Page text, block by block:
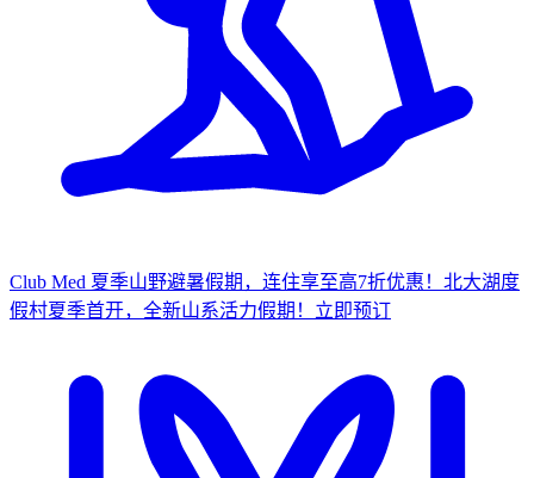
Club Med 夏季山野避暑假期，连住享至高7折优惠！ 北大湖度
假村夏季首开，全新山系活力假期！ 立 即预订